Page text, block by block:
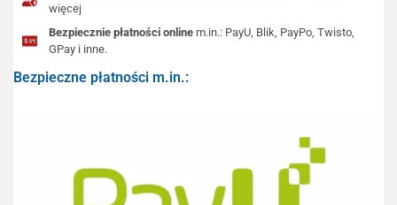
więcej
Bezpiecznie płatności online m.in.: PayU, Blik, PayPo, Twisto,
GPay i inne.
Bezpieczne płatności m.in.: